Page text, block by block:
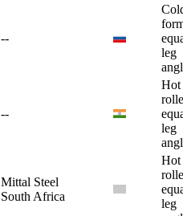
--
leg
--
Hot
leg
Mittal Steel
South Africa
Hot
leg